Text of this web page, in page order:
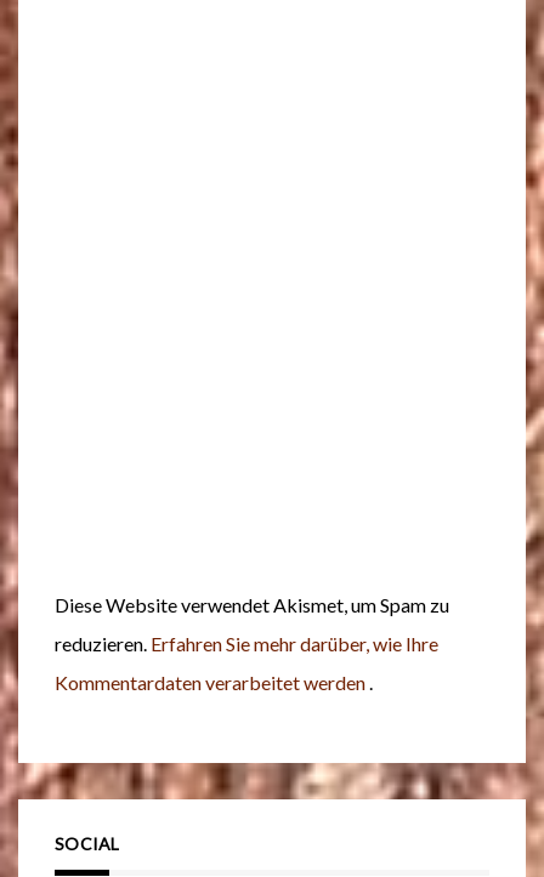
Diese Website verwendet Akismet, um Spam zu
reduzieren. Erfahren Sie mehr darüber, wie Ihre
Kommentardaten verarbeitet werden.
SOCIAL